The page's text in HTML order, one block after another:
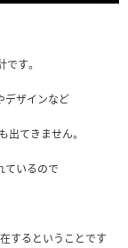
す。
デザインなど
出てきません。
ているので
するということです